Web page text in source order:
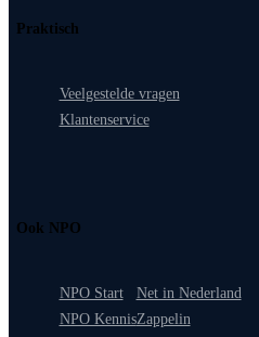
Praktisch
Veelgestelde vragen
Klantenservice
Ook NPO
NPO Start
NPO Kennis
Net in Nederland
Zappelin